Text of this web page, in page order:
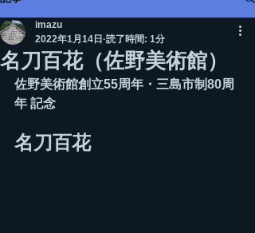
名刀百花（佐野美術館）
imazu
2022年1月14日 読了時間: 1分
佐野美術館創立55周年・三島市制80周
年 記念
名刀百花